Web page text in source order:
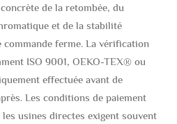
de la retombée, du
et de la stabilité
ferme. La vérification
ISO 9001, OEKO-TEX® ou
effectuée avant de
Les conditions de paiement
usines directes exigent souvent